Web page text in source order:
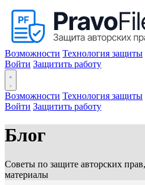
Возможности Технология защиты
Войти Защитить работу
Возможности Технология защиты
Войти Защитить работу
Блог
Советы по защите авторских
материалы